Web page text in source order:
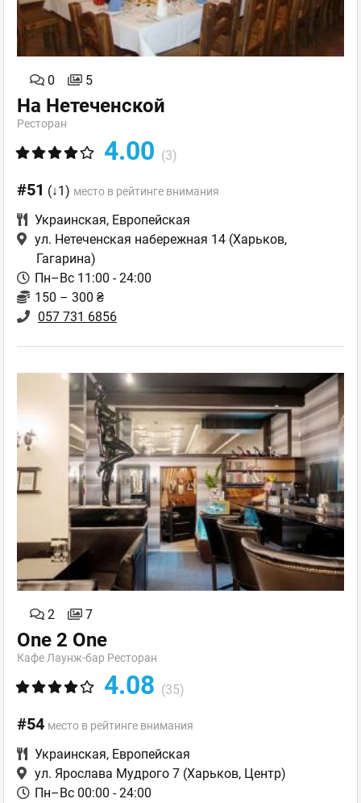
0 5
На Нетеченской
Ресторан
4.00 (3)
#51 (↓1) место в рейтинге внимания
Украинская, Европейская
ул. Нетеченская набережная 14 (Харьков,
Гагарина)
Пн–Вс 11:00 - 24:00
150 – 300 ₴
057 731 6856
2 7
One 2 One
Кафе Лаунж-бар Ресторан
4.08 (35)
#54 место в рейтинге внимания
Украинская, Европейская
ул. Ярослава Мудрого 7 (Харьков, Центр)
Пн–Вс 00:00 - 24:00